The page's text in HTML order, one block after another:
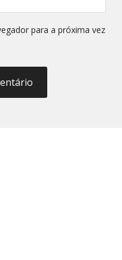
para a próxima vez